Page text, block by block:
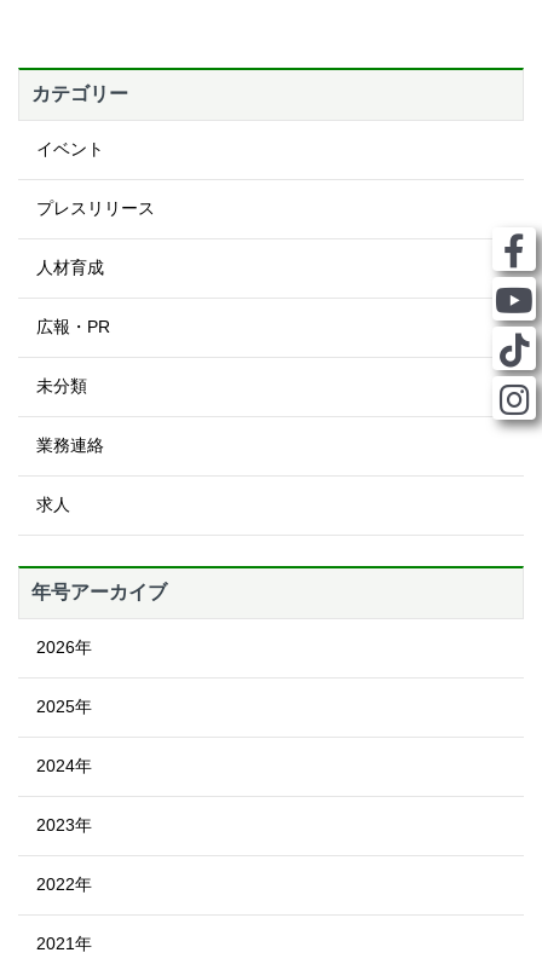
カテゴリー
イベント
プレスリリース
人材育成
広報・PR
未分類
業務連絡
求人
年号アーカイブ
2026年
2025年
2024年
2023年
2022年
2021年